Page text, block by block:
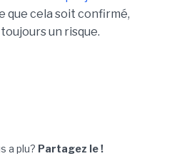
que cela soit confirmé,
un risque.
a plu? Partagez le !